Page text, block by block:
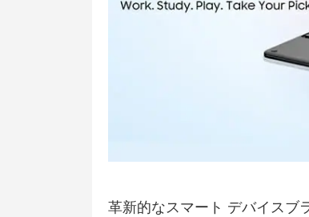
革新的なスマート デバイスブ